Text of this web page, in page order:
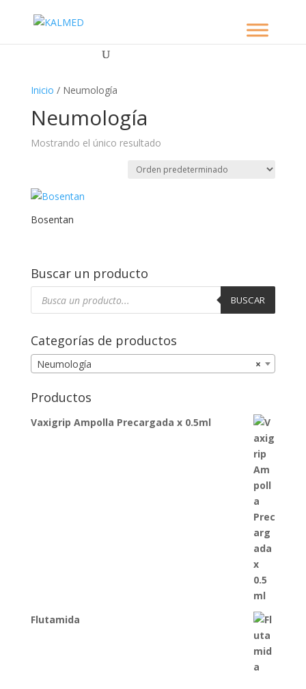
Inicio / Neumología
Neumología
Mostrando el único resultado
Bosentan
Buscar un producto
Búsqueda
productos
BUSCAR
Categorías de productos
×
Neumología
Productos
Vaxigrip Ampolla Precargada x 0.5ml
Flutamida